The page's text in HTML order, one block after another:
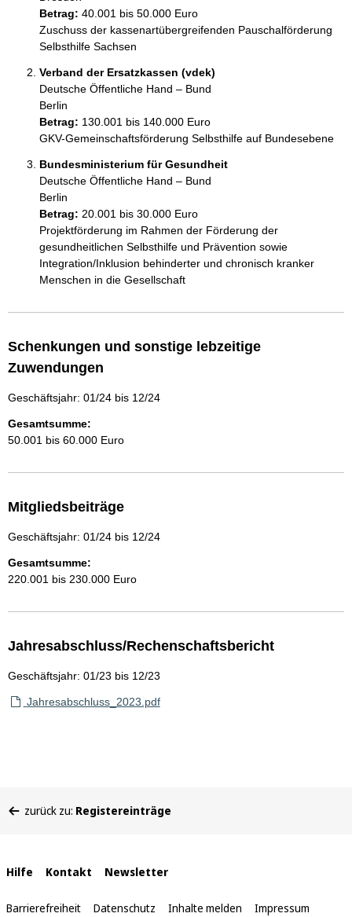
Betrag: 40.001 bis 50.000 Euro
Zuschuss der kassenartübergreifenden Pauschalförderung
Selbsthilfe Sachsen
Verband der Ersatzkassen (vdek)
Deutsche Öffentliche Hand – Bund
Berlin
Betrag: 130.001 bis 140.000 Euro
GKV-Gemeinschaftsförderung Selbsthilfe auf Bundesebene
Bundesministerium für Gesundheit
Deutsche Öffentliche Hand – Bund
Berlin
Betrag: 20.001 bis 30.000 Euro
Projektförderung im Rahmen der Förderung der
gesundheitlichen Selbsthilfe und Prävention sowie
Integration/Inklusion behinderter und chronisch kranker
Menschen in die Gesellschaft
Schenkungen und sonstige lebzeitige
Zuwendungen
Geschäftsjahr: 01/24 bis 12/24
Gesamtsumme:
50.001 bis 60.000 Euro
Mitgliedsbeiträge
Geschäftsjahr: 01/24 bis 12/24
Gesamtsumme:
220.001 bis 230.000 Euro
Jahresabschluss/Rechenschaftsbericht
Geschäftsjahr: 01/23 bis 12/23
Jahresabschluss_2023.pdf
befinden
zurück zu: Registereinträge
Interne
Links
Hilfe Kontakt Newsletter
Barrierefreiheit Datenschutz Inhalte melden Impressum